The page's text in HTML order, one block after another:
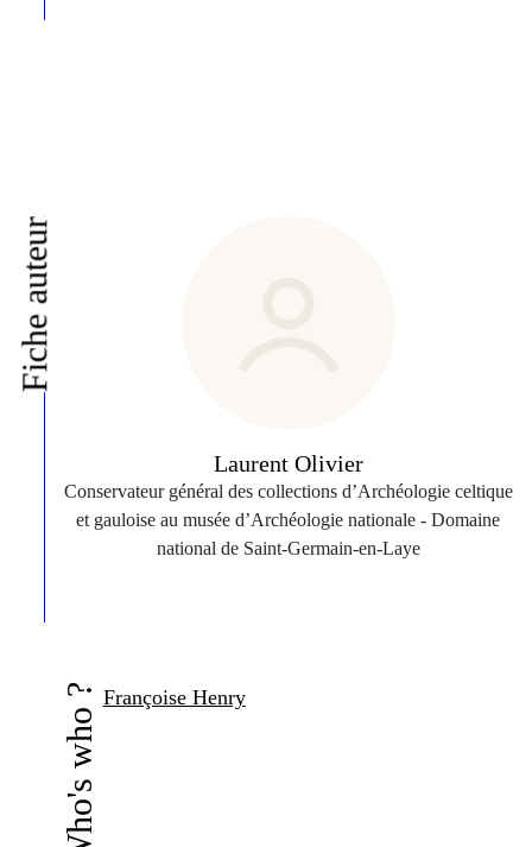
Fiche auteur
Laurent Olivier
Conservateur général des collections d’Archéologie celtique
et gauloise au musée d’Archéologie nationale ‑ Domaine
national de Saint‑Germain‑en‑Laye
Who's who ? Françoise Henry